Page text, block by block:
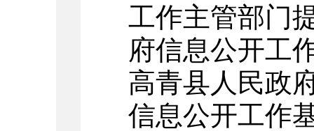
工作主管部门
府信息公开工
高青县人民政
信息公开工作